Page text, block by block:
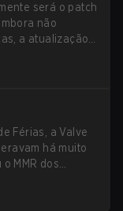
será o patch
não
a atualização
Férias, a Valve
há muito
MMR dos